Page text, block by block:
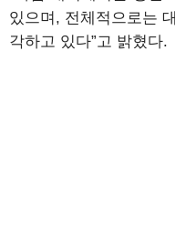
있으며, 전체적으로는
각하고 있다”고 밝혔다.